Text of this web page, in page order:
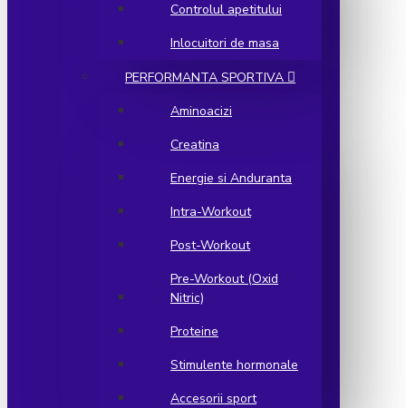
Controlul apetitului
Inlocuitori de masa
PERFORMANTA SPORTIVA
Aminoacizi
Creatina
Energie si Anduranta
Intra-Workout
Post-Workout
Pre-Workout (Oxid
Nitric)
Proteine
Stimulente hormonale
Accesorii sport